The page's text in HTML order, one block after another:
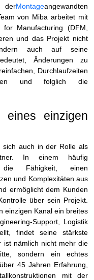
Montageangewandten
von Miba arbeitet mit
Manufacturing (DFM,
und das Projekt nicht
auch auf seine
Änderungen zu
Durchlaufzeiten
und folglich die
eines einzigen
sich auch in der Rolle als
In einem häufig
die Fähigkeit, einen
und Komplexitäten aus
ermöglicht dem Kunden
über sein Projekt.
einzigen Kanal ein breites
Support, Logistik
findet seine stärkste
ist nämlich nicht mehr die
sondern ein echtes
45 Jahren Erfahrung,
mit der